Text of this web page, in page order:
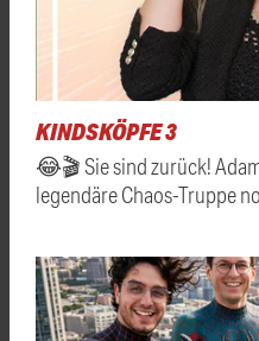
KINDSKÖPFE 3
😂🎬 Sie sind zurück!
legendäre Chaos-Truppe